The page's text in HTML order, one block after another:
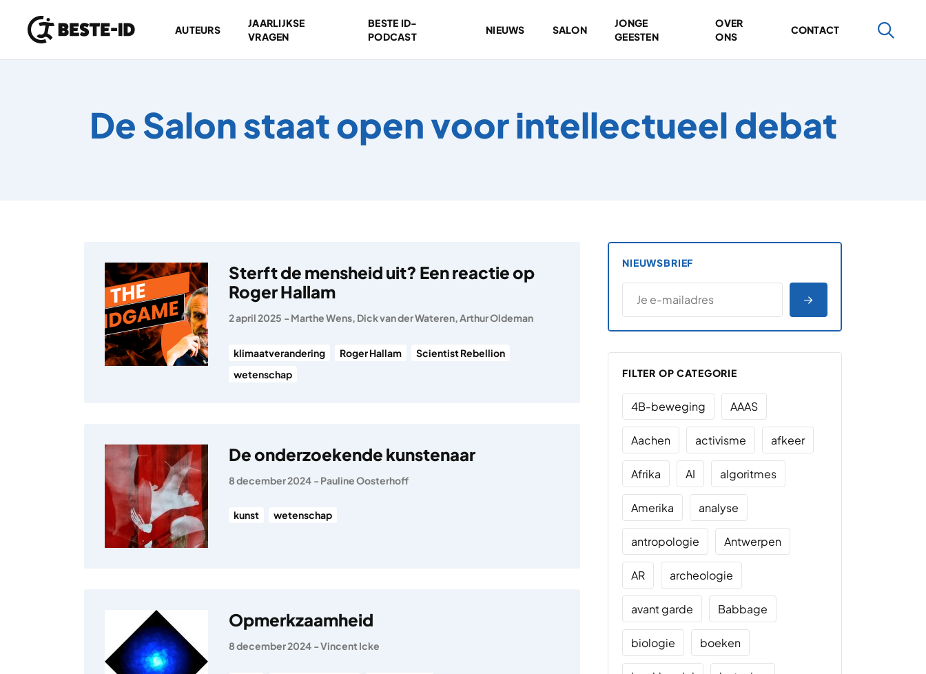
Ga naar inhoud
AUTEURS
JAARLIJKSE
VRAGEN
BESTE ID-
PODCAST
NIEUWS SALON
JONGE
GEESTEN
OVER
ONS
CONTACT
De Salon staat open voor intellectueel debat
Sterft de mensheid uit? Een reactie op
Roger Hallam
2 april 2025 -Marthe Wens, Dick van der Wateren,Arthur Oldeman
klimaatverandering Roger Hallam
Scientist Rebellion
wetenschap
De onderzoekende kunstenaar
8 december 2024 -Pauline Oosterhoff
kunst wetenschap
Opmerkzaamheid
8 december 2024 -Vincent Icke
NIEUWSBRIEF
E-MAILADRES
*
AANMELDEN
FILTER OP CATEGORIE
4B-beweging AAAS
Aachen activisme afkeer
Afrika AI algoritmes
Amerika analyse
antropologie Antwerpen
AR archeologie
avant garde Babbage
biologie boeken